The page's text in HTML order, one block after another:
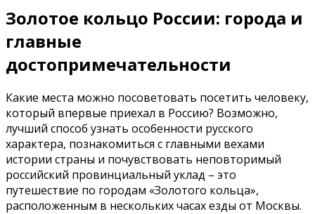
Золотое кольцо России: города и
главные
достопримечательности
Какие места можно посоветовать посетить человеку,
который впервые приехал в Россию? Возможно,
лучший способ узнать особенности русского
характера, познакомиться с главными вехами
истории страны и почувствовать неповторимый
российский провинциальный уклад – это
путешествие по городам «Золотого кольца»,
расположенным в нескольких часах езды от Москвы.